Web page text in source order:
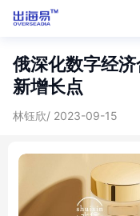
俄深化数字经
新增长点
林钰欣/ 2023-09-15